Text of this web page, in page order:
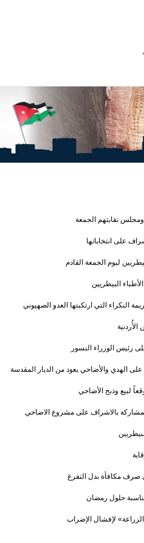
ومجلس نقابتهم الجمعة
على انتخاباتها
ليوم الجمعة القادم
النكراء التي ارتكبتها العدو الصهيوني
رئيس الوزراء النسور
على الهدي والأضاحي يعود من الديار المقدسة
بالاشراف على مشروع الاضاحي
صرف مكافأة بدل التفرغ
حلول رمضان
لإفشال الإضراب